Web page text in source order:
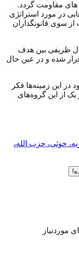
های مقاومت گردد.
در مورد استراتژی
سوی قانونگذاران
ظریفی بین هدف
شده و در عین حال
در این زمینه‌ها فکر
یک از این گروه‌های
حوثی، حزب الله،
موردنیاز